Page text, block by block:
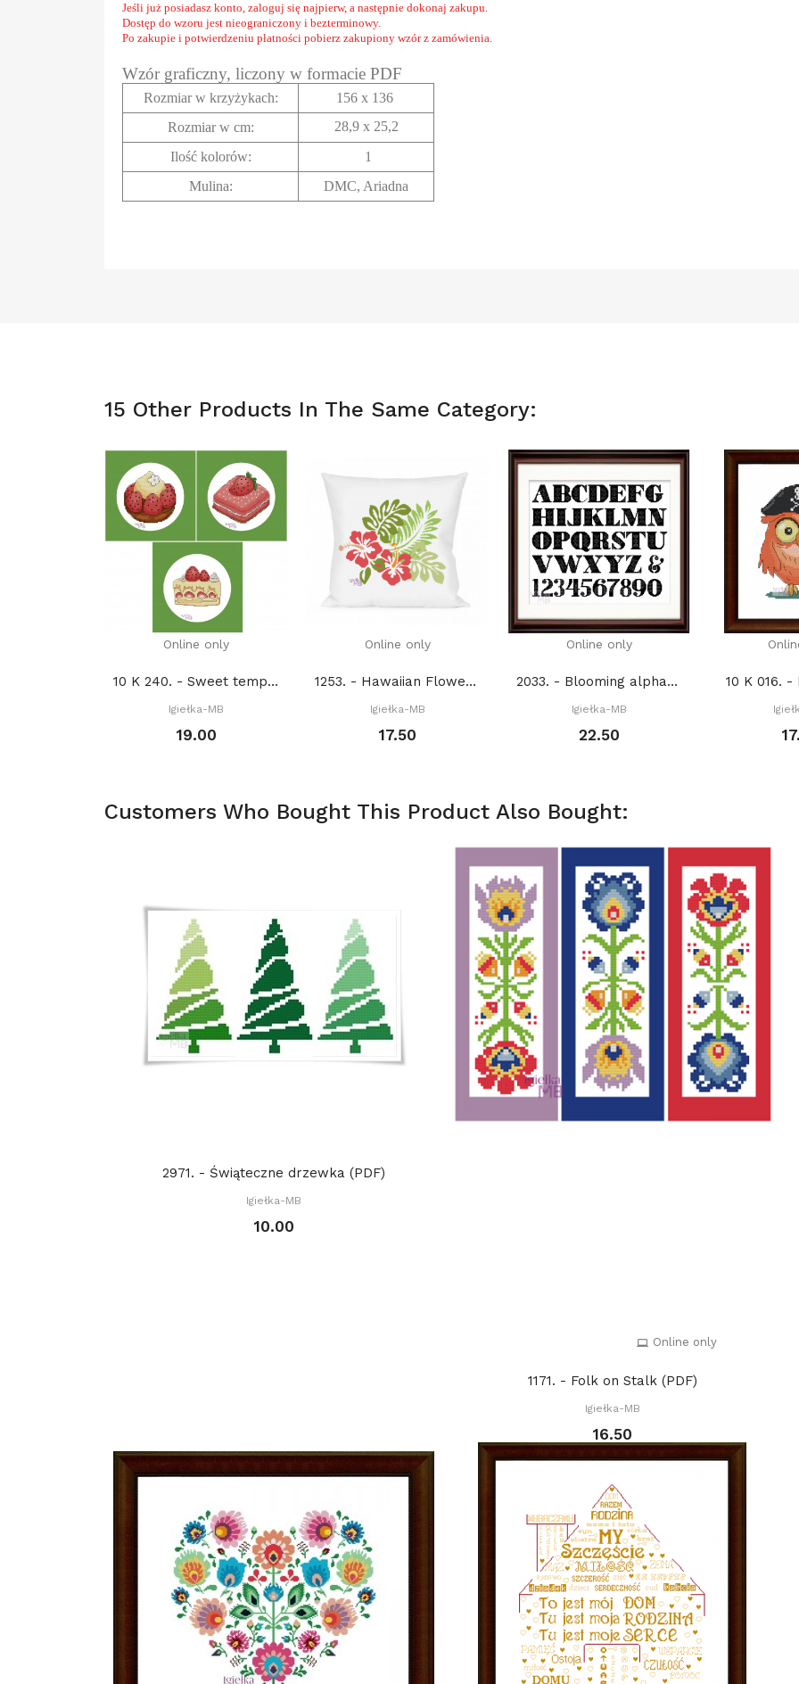
Jeśli już posiadasz konto, zaloguj się najpierw, a następnie dokonaj zakupu.
Dostęp do wzoru jest nieograniczony i bezterminowy.
Po zakupie i potwierdzeniu płatności pobierz zakupiony wzór z zamówienia.
Wzór graficzny, liczony w formacie PDF
Rozmiar w krzyżykach:
156 x 136
Rozmiar w cm:
28,9 x 25,2
Ilość kolorów:
1
Mulina:
DMC, Ariadna
15 Other Products In The Same Category:
Online only
10 K 240. - Sweet temptations 3. (PDF)
Igiełka-MB
19.00
Online only
1253. - Hawaiian Flowers (PDF)
Igiełka-MB
17.50
Online only
2033. - Blooming alphabet (PDF)
Igiełka-MB
22.50
10 K 016. -
Customers Who Bought This Product Also Bought:
2971. - Świąteczne drzewka (PDF)
Igiełka-MB
10.00
Online only
1171. - Folk on Stalk (PDF)
Igiełka-MB
16.50